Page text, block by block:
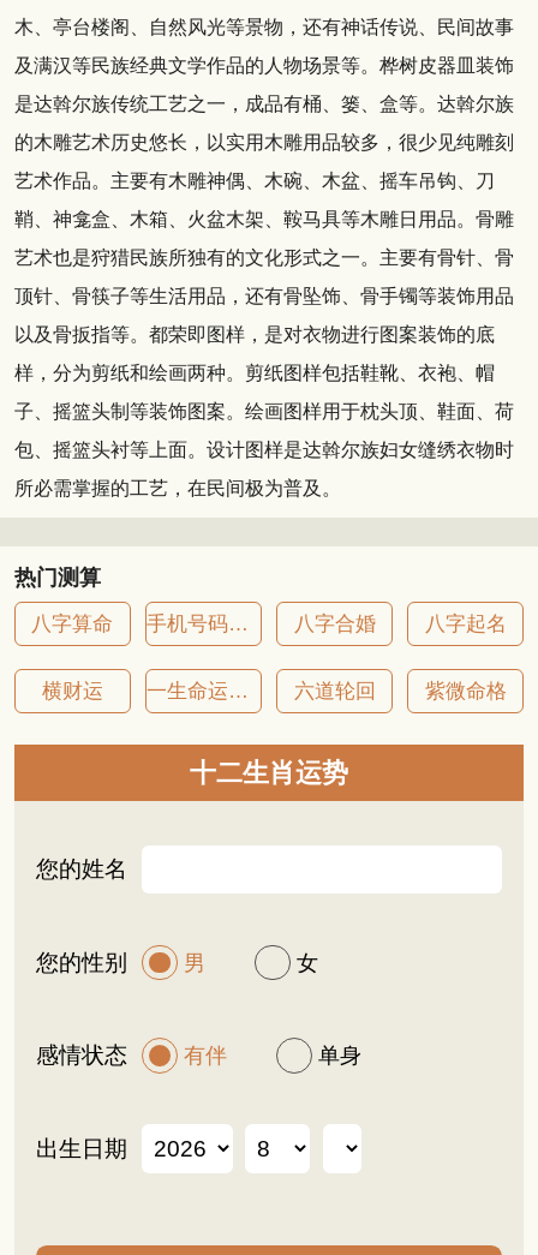
木、亭台楼阁、自然风光等景物，还有神话传说、民间故事
及满汉等民族经典文学作品的人物场景等。桦树皮器皿装饰
是达斡尔族传统工艺之一，成品有桶、篓、盒等。达斡尔族
的木雕艺术历史悠长，以实用木雕用品较多，很少见纯雕刻
艺术作品。主要有木雕神偶、木碗、木盆、摇车吊钩、刀
鞘、神龛盒、木箱、火盆木架、鞍马具等木雕日用品。骨雕
艺术也是狩猎民族所独有的文化形式之一。主要有骨针、骨
顶针、骨筷子等生活用品，还有骨坠饰、骨手镯等装饰用品
以及骨扳指等。都荣即图样，是对衣物进行图案装饰的底
样，分为剪纸和绘画两种。剪纸图样包括鞋靴、衣袍、帽
子、摇篮头制等装饰图案。绘画图样用于枕头顶、鞋面、荷
包、摇篮头衬等上面。设计图样是达斡尔族妇女缝绣衣物时
所必需掌握的工艺，在民间极为普及。
热门测算
八字算命 手机号码吉凶 八字合婚 八字起名
横财运 一生命运详批 六道轮回 紫微命格
十二生肖运势
您的姓名
您的性别 男 女
感情状态 有伴 单身
出生日期